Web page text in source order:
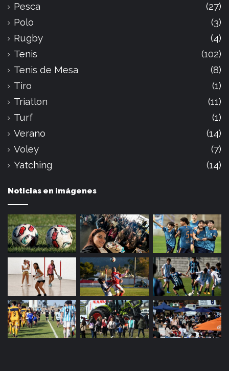
Pesca
(27)
Polo
(3)
Rugby
(4)
Tenis
(102)
Tenis de Mesa
(8)
Tiro
(1)
Triatlon
(11)
Turf
(1)
Verano
(14)
Voley
(7)
Yatching
(14)
Noticias en imágenes